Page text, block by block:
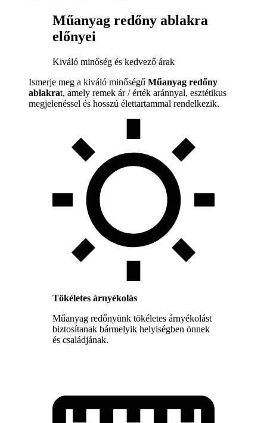
Műanyag redőny ablakra
előnyei
Kiváló minőség és kedvező árak
Ismerje meg a kiváló minőségű Műanyag redőny
ablakrat, amely remek ár / érték aránnyal, esztétikus
megjelenéssel és hosszú élettartammal rendelkezik.
Tökéletes árnyékolás
Műanyag redőnyünk tökéletes árnyékolást
biztosítanak bármelyik helyiségben önnek
és családjának.